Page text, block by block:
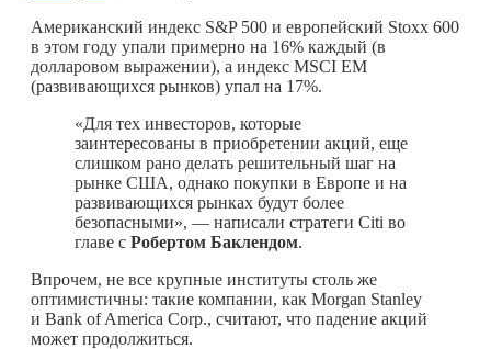
Американский индекс S&P 500 и европейский Stoxx 600
в этом году упали примерно на 16% каждый (в
долларовом выражении), а индекс MSCI EM
(развивающихся рынков) упал на 17%.
«Для тех инвесторов, которые
заинтересованы в приобретении акций, еще
слишком рано делать решительный шаг на
рынке США, однако покупки в Европе и на
развивающихся рынках будут более
безопасными», — написали стратеги Citi во
главе с Робертом Баклендом.
Впрочем, не все крупные институты столь же
оптимистичны: такие компании, как Morgan Stanley
и Bank of America Corp., считают, что падение акций
может продолжиться.